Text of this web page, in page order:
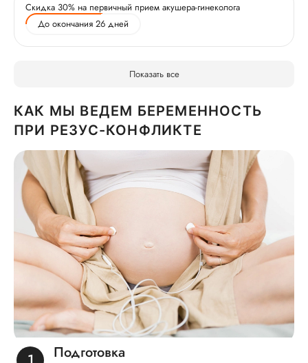
Скидка 30% на первичный прием акушера-гинеколога
До окончания 26 дней
Показать все
КАК МЫ ВЕДЕМ БЕРЕМЕННОСТЬ
ПРИ РЕЗУС-КОНФЛИКТЕ
Подготовка